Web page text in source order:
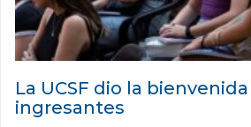
La UCSF dio la
ingresantes